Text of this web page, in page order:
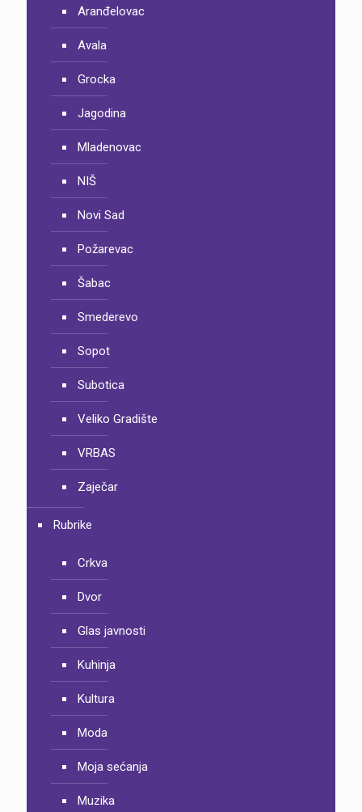
Aranđelovac
Avala
Grocka
Jagodina
Mladenovac
NIŠ
Novi Sad
Požarevac
Šabac
Smederevo
Sopot
Subotica
Veliko Gradište
VRBAS
Zaječar
Rubrike
Crkva
Dvor
Glas javnosti
Kuhinja
Kultura
Moda
Moja sećanja
Muzika